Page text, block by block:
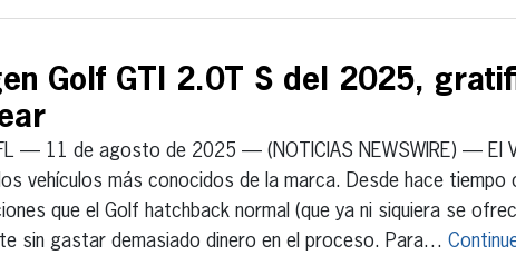
Golf GTI 2.0T S del 2025,
— 11 de agosto de 2025 — (NOTICIAS NEWSWIRE) — El
vehículos más conocidos de la marca. Desde hace tiempo
que el Golf hatchback normal (que ya ni siquiera se
sin gastar demasiado dinero en el proceso. Para…